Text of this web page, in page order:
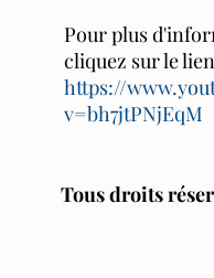
Tous droits
Pour plus
cliquez sur le
https://
v=bh7jtPNjEqM